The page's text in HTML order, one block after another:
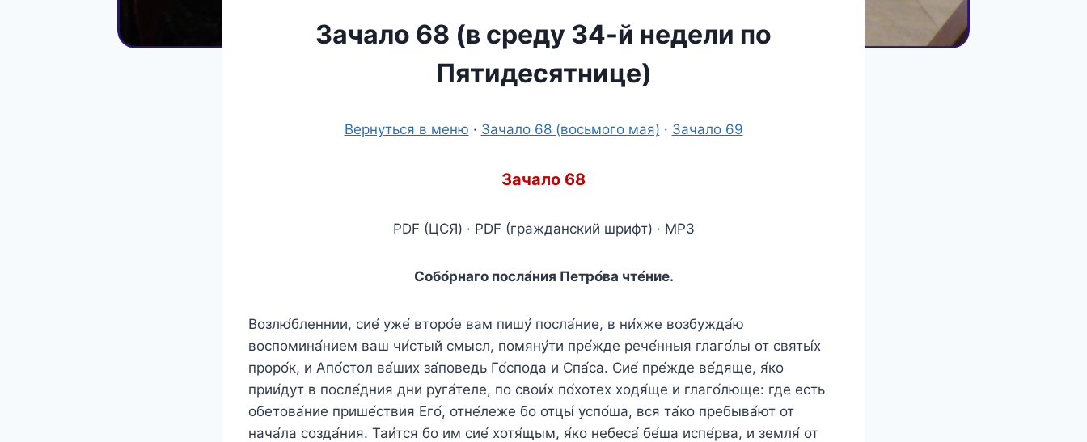
Зачало 68 (в среду 34-й недели по
Пятидесятнице)
Вернуться в меню · Зачало 68 (восьмого мая) · Зачало 69
Зачало 68
PDF (ЦСЯ) · PDF (гражданский шрифт) · MP3
Собо́рнаго посла́ния Петро́ва чте́ние.
Возлю́бленнии, сие́ уже́ второ́е вам пишу́ посла́ние, в ни́хже возбужда́ю
воспомина́нием ваш чи́стый смысл, помяну́ти пре́жде рече́нныя глаго́лы от святы́х
проро́к, и Апо́стол ва́ших за́поведь Го́спода и Спа́са. Сие́ пре́жде ве́дяще, я́ко
прии́дут в после́дния дни руга́теле, по свои́х по́хотех ходя́ще и глаго́люще: где есть
обетова́ние прише́ствия Его́, отне́леже бо отцы́ успо́ша, вся та́ко пребыва́ют от
нача́ла созда́ния. Таи́тся бо им сие́ хотя́щым, я́ко небеса́ бе́ша испе́рва, и земля́ от